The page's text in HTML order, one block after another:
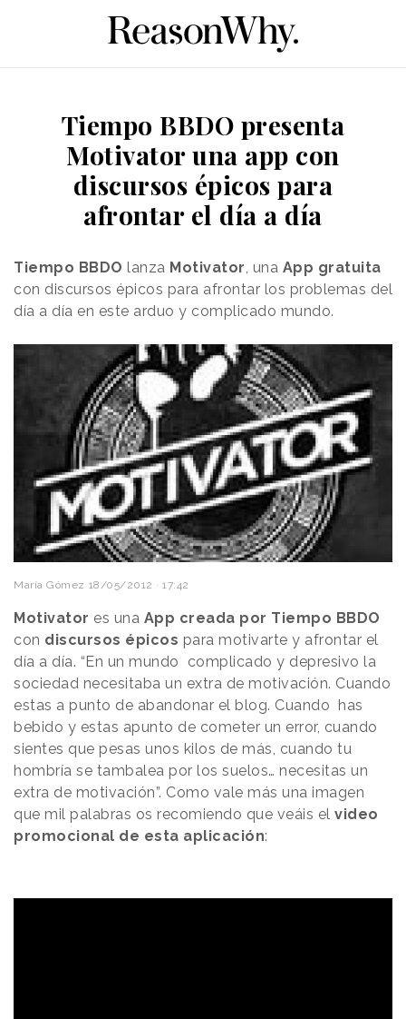
Tiempo BBDO presenta
Motivator una app con
discursos épicos para
afrontar el día a día
Tiempo BBDO lanza Motivator , una App gratuita
con discursos épicos para afrontar los problemas del
día a día en este arduo y complicado mundo.
María Gómez 18/05/2012 · 17:42
Motivator es una App creada por Tiempo BBDO
con discursos épicos para motivarte y afrontar el
día a día. “En un mundo complicado y depresivo la
sociedad necesitaba un extra de motivación. Cuando
estas a punto de abandonar el blog. Cuando has
bebido y estas apunto de cometer un error, cuando
sientes que pesas unos kilos de más, cuando tu
hombría se tambalea por los suelos… necesitas un
extra de motivación”. Como vale más una imagen
que mil palabras os recomiendo que veáis el video
promocional de esta aplicación: